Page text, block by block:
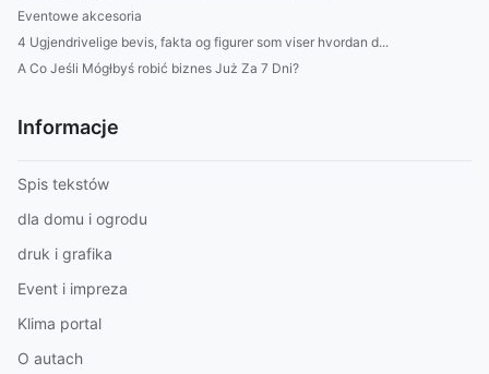
Eventowe akcesoria
4 Ugjendrivelige bevis, fakta og figurer som viser hvordan d...
A Co Jeśli Mógłbyś robić biznes Już Za 7 Dni?
Informacje
Spis tekstów
dla domu i ogrodu
druk i grafika
Event i impreza
Klima portal
O autach